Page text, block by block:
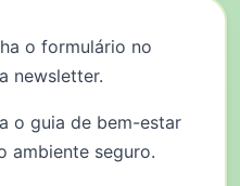
o formulário no
newsletter.
o guia de bem-estar
ambiente seguro.